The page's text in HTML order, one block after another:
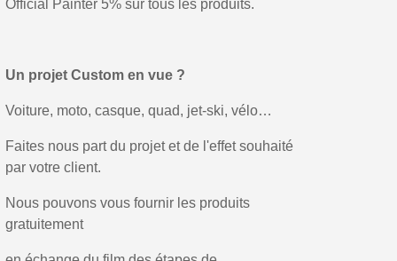
10€ de bon d'achat pour chaque parrainage
Inscription à la newsletter : 5€ de réduction
Official Painter 5% sur tous les produits.
Un projet Custom en vue ?
Voiture, moto, casque, quad, jet-ski, vélo…
Faites nous part du projet et de l'effet souhaité
par votre client.
Nous pouvons vous fournir les produits
gratuitement